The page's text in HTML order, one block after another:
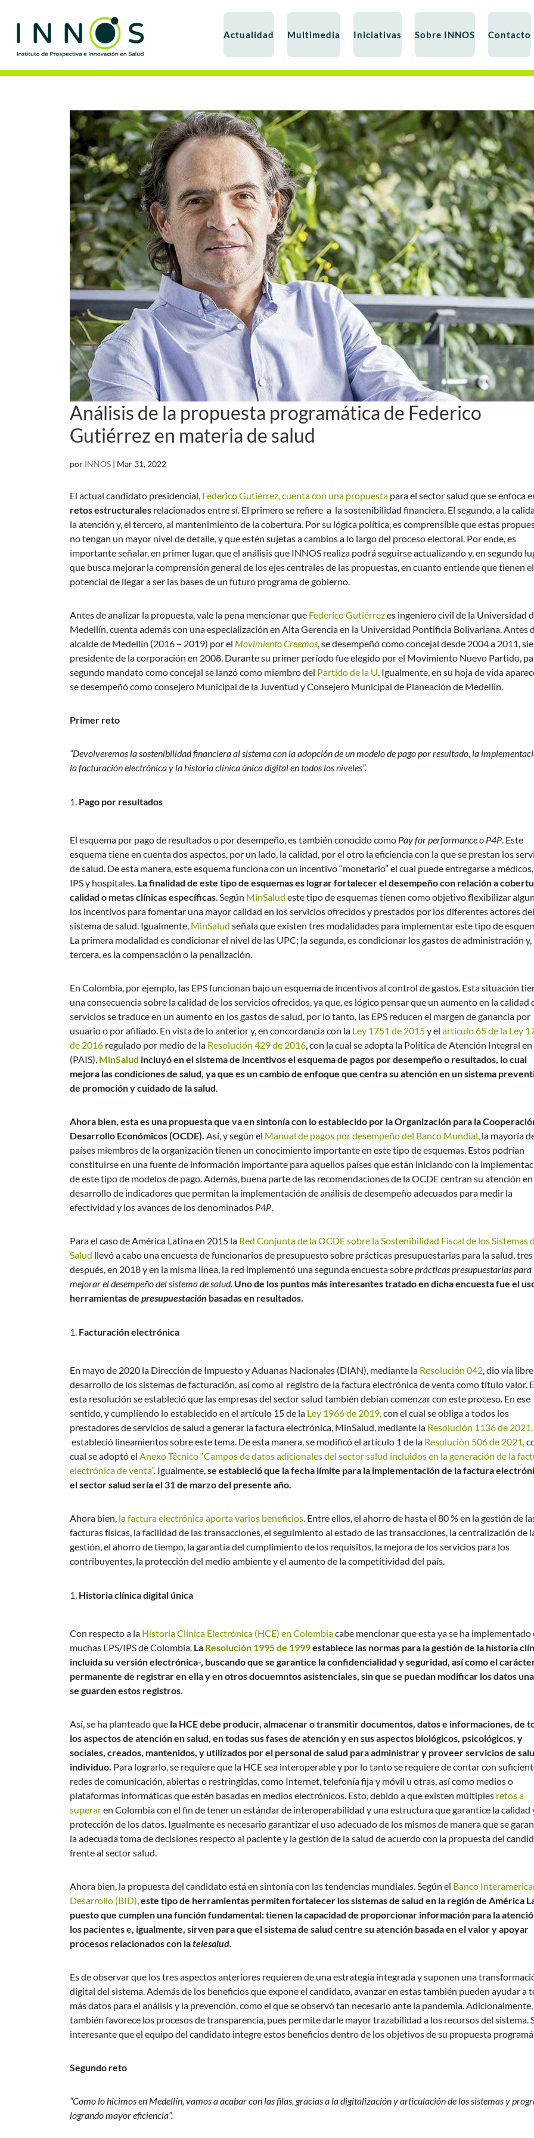
Actualidad Multimedia Iniciativas Sobre INNOS Contacto
Análisis de la propuesta programática de Federico
Gutiérrez en materia de salud
por INNOS Mar 31, 2022
El actual candidato presidencial, Federico Gutiérrez, cuenta con una propuesta para el sector salud que se enfoca
retos estructurales relacionados entre sí. El primero se refiere a la sostenibilidad financiera. El segundo, a la
la atención y, el tercero, al mantenimiento de la cobertura. Por su lógica política, es comprensible que estas
no tengan un mayor nivel de detalle, y que estén sujetas a cambios a lo largo del proceso electoral. Por ende, es
importante señalar, en primer lugar, que el análisis que INNOS realiza podrá seguirse actualizando y, en segundo
que busca mejorar la comprensión general de los ejes centrales de las propuestas, en cuanto entiende que tienen el
potencial de llegar a ser las bases de un futuro programa de gobierno.
Antes de analizar la propuesta, vale la pena mencionar que Federico Gutiérrezes ingeniero civil de la Universidad
Medellín, cuenta además con una especialización en Alta Gerencia en la Universidad Pontificia Bolivariana. Antes
alcalde de Medellín (2016 – 2019) por el Movimiento Creemos, se desempeñó como concejal desde 2004 a 2011,
presidente de la corporación en 2008. Durante su primer período fue elegido por el Movimiento Nuevo Partido,
segundo mandato como concejal se lanzó como miembro del Partido de la U. Igualmente, en su hoja de vida
se desempeñó como consejero Municipal de la Juventud y Consejero Municipal de Planeación de Medellín.
Primer reto
“Devolveremos la sostenibilidad financiera al sistema con la adopción de un modelo de pago por resultado, la
la facturación electrónica y la historia clínica única digital en todos los niveles”.
Pago por resultados
El esquema por pago de resultados o por desempeño, es también conocido como Pay for performance o P4P. Este
esquema tiene en cuenta dos aspectos, por un lado, la calidad, por el otro la eficiencia con la que se prestan los
de salud. De esta manera, este esquema funciona con un incentivo “monetario” el cual puede entregarse a médicos,
IPS y hospitales. La finalidad de este tipo de esquemas es lograr fortalecer el desempeño con relación a
calidad o metas clínicas específicas. Según MinSalud este tipo de esquemas tienen como objetivo flexibilizar
los incentivos para fomentar una mayor calidad en los servicios ofrecidos y prestados por los diferentes actores del
sistema de salud. Igualmente, MinSalud señala que existen tres modalidades para implementar este tipo de
La primera modalidad es condicionar el nivel de las UPC; la segunda, es condicionar los gastos de administración y,
tercera, es la compensación o la penalización.
En Colombia, por ejemplo, las EPS funcionan bajo un esquema de incentivos al control de gastos. Esta situación
una consecuencia sobre la calidad de los servicios ofrecidos, ya que, es lógico pensar que un aumento en la calidad
servicios se traduce en un aumento en los gastos de salud, por lo tanto, las EPS reducen el margen de ganancia por
usuario o por afiliado. En vista de lo anterior y, en concordancia con la Ley 1751 de 2015y el artículo 65 de la Ley
de 2016 regulado por medio de la Resolución 429 de 2016, con la cual se adopta la Política de Atención Integral en
(PAIS), MinSalud incluyó en el sistema de incentivos el esquema de pagos por desempeño o resultados, lo cual
mejora las condiciones de salud, ya que es un cambio de enfoque que centra su atención en un sistema
de promoción y cuidado de la salud.
Ahora bien, esta es una propuesta que va en sintonía con lo establecido por la Organización para la
Desarrollo Económicos (OCDE). Así, y según el Manual de pagos por desempeño del Banco Mundial, la mayoría
países miembros de la organización tienen un conocimiento importante en este tipo de esquemas. Estos podrían
constituirse en una fuente de información importante para aquellos países que están iniciando con la
de este tipo de modelos de pago. Además, buena parte de las recomendaciones de la OCDE centran su atención en
desarrollo de indicadores que permitan la implementación de análisis de desempeño adecuados para medir la
efectividad y los avances de los denominados P4P.
Para el caso de América Latina en 2015 la Red Conjunta de la OCDE sobre la Sostenibilidad Fiscal de los Sistemas
Salud llevó a cabo una encuesta de funcionarios de presupuesto sobre prácticas presupuestarias para la salud,
después, en 2018 y en la misma línea, la red implementó una segunda encuesta sobreprácticas presupuestarias para
mejorar el desempeño del sistema de salud. Uno de los puntos más interesantes tratado en dicha encuesta fue el
herramientas de presupuestación basadas en resultados.
Facturación electrónica
En mayo de 2020 la Dirección de Impuesto y Aduanas Nacionales (DIAN), mediante la Resolución 042, dio vía
desarrollo de los sistemas de facturación, así como al registro de la factura electrónica de venta como título valor.
esta resolución se estableció que las empresas del sector salud también debían comenzar con este proceso. En ese
sentido, y cumpliendo lo establecido en el artículo 15 de la Ley 1966 de 2019,con el cual se obliga a todos los
prestadores de servicios de salud a generar la factura electrónica, MinSalud, mediante la Resolución 1136 de 2021,
estableció lineamientos sobre este tema. De esta manera, se modificó el artículo 1 de la Resolución 506 de 2021,
cual se adoptó el Anexo Técnico “Campos de datos adicionales del sector salud incluidos en la generación de la
electrónica de venta”. Igualmente,se estableció que la fecha límite para la implementación de la factura
el sector salud sería el 31 de marzo del presente año.
Ahora bien, la factura electrónica aporta varios beneficios. Entre ellos, el ahorro de hasta el 80 % en la gestión de
facturas físicas, la facilidad de las transacciones, el seguimiento al estado de las transacciones, la centralización de
gestión, el ahorro de tiempo, la garantía del cumplimiento de los requisitos, la mejora de los servicios para los
contribuyentes, la protección del medio ambiente y el aumento de la competitividad del país.
Historia clínica digital única
Con respecto a la Historia Clínica Electrónica (HCE) en Colombiacabe mencionar que esta ya se ha implementado
muchas EPS/IPS de Colombia. La Resolución 1995 de 1999establece las normas para la gestión de la historia
incluida su versión electrónica-, buscando que se garantice la confidencialidad y seguridad, así como el
permanente de registrar en ella y en otros docuemntos asistenciales, sin que se puedan modificar los datos
se guarden estos registros.
Así, se ha planteado que la HCE debe producir, almacenar o transmitir documentos, datos e informaciones, de
los aspectos de atención en salud, en todas sus fases de atención y en sus aspectos biológicos, psicológicos, y
sociales, creados, mantenidos, y utilizados por el personal de salud para administrar y proveer servicios de
individuo. Para lograrlo, se requiere que la HCE sea interoperable y por lo tanto se requiere de contar con
redes de comunicación, abiertas o restringidas, como Internet, telefonía fija y móvil u otras, así como medios o
plataformas informáticas que estén basadas en medios electrónicos. Esto, debido a que existen múltiples retos a
superaren Colombia con el fin de tener un estándar de interoperabilidad y una estructura que garantice la calidad
protección de los datos. Igualmente es necesario garantizar el uso adecuado de los mismos de manera que se
la adecuada toma de decisiones respecto al paciente y la gestión de la salud de acuerdo con la propuesta del
frente al sector salud.
Ahora bien, la propuesta del candidato está en sintonía con las tendencias mundiales. Según el Banco
Desarrollo (BID),este tipo de herramientas permiten fortalecer los sistemas de salud en la región de América
puesto que cumplen una función fundamental: tienen la capacidad de proporcionar información para la
los pacientes e, igualmente, sirven para que el sistema de salud centre su atención basada en el valor y apoyar
procesos relacionados con latelesalud.
Es de observar que los tres aspectos anteriores requieren de una estrategia integrada y suponen una
digital del sistema. Además de los beneficios que expone el candidato, avanzar en estas también pueden ayudar a
más datos para el análisis y la prevención, como el que se observó tan necesario ante la pandemia. Adicionalmente,
también favorece los procesos de transparencia, pues permite darle mayor trazabilidad a los recursos del sistema.
interesante que el equipo del candidato integre estos beneficios dentro de los objetivos de su propuesta
Segundo reto
“Como lo hicimos en Medellín, vamos a acabar con las filas, gracias a la digitalización y articulación de los sistemas y
logrando mayor eficiencia”.